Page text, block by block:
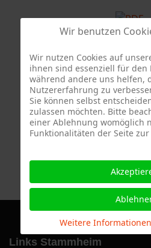
Links Stammheim
Wir benutzen
Wir nutzen Cookies auf
ihnen sind essenziell für den
während andere uns helfen,
Nutzererfahrung zu
Sie können selbst
zulassen möchten. Bitte
einer Ablehnung womöglich
Funktionalitäten der Seite
Weitere Informationen